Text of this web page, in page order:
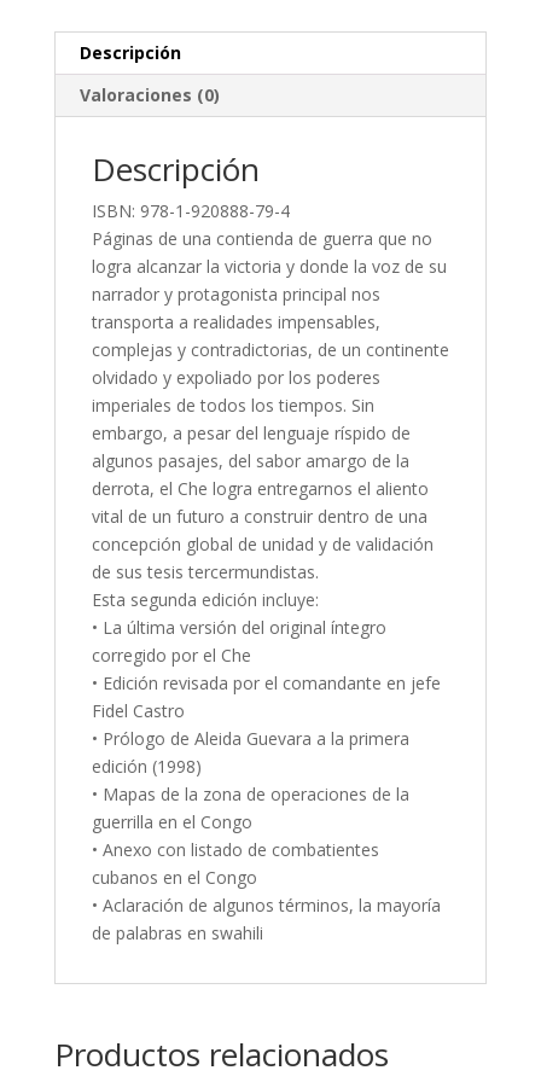
Edic
cantidad
Descripción
Valoraciones (0)
Descripción
ISBN: 978-1-920888-79-4
Páginas de una contienda de guerra que no
logra alcanzar la victoria y donde la voz de su
narrador y protagonista principal nos
transporta a realidades impensables,
complejas y contradictorias, de un continente
olvidado y expoliado por los poderes
imperiales de todos los tiempos. Sin
embargo, a pesar del lenguaje ríspido de
algunos pasajes, del sabor amargo de la
derrota, el Che logra entregarnos el aliento
vital de un futuro a construir dentro de una
concepción global de unidad y de validación
de sus tesis tercermundistas.
Esta segunda edición incluye:
• La última versión del original íntegro
corregido por el Che
• Edición revisada por el comandante en jefe
Fidel Castro
• Prólogo de Aleida Guevara a la primera
edición (1998)
• Mapas de la zona de operaciones de la
guerrilla en el Congo
• Anexo con listado de combatientes
cubanos en el Congo
• Aclaración de algunos términos, la mayoría
de palabras en swahili
Productos relacionados